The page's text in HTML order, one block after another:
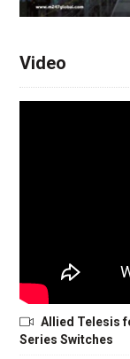
Video
Allied Telesis
Series Switches